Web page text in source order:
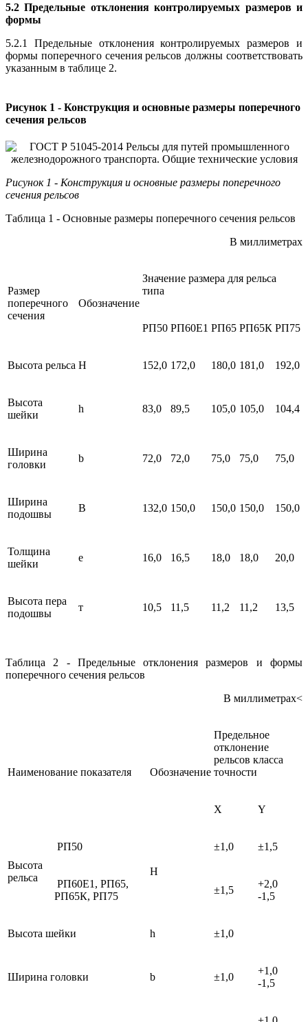
5.2 Предельные отклонения контролируемых размеров и
формы
5.2.1 Предельные отклонения контролируемых размеров и
формы поперечного сечения рельсов должны соответствовать
указанным в таблице 2.
Рисунок 1 - Конструкция и основные размеры поперечного
сечения рельсов
Рисунок 1 - Конструкция и основные размеры поперечного
сечения рельсов
Таблица 1 - Основные размеры поперечного сечения рельсов
В миллиметрах
Размер
поперечного
сечения
Обозначение
Значение размера для рельса
типа
РП50 РП60Е1 РП65 РП65К РП75
Высота рельса Н 152,0 172,0 180,0 181,0 192,0
Высота
шейки
h 83,0 89,5 105,0 105,0 104,4
Ширина
головки
b 72,0 72,0 75,0 75,0 75,0
Ширина
подошвы
В 132,0 150,0 150,0 150,0 150,0
Толщина
шейки
е 16,0 16,5 18,0 18,0 20,0
Высота пера
подошвы
т 10,5 11,5 11,2 11,2 13,5
Таблица 2 - Предельные отклонения размеров и формы
поперечного сечения рельсов
В миллиметрах<
Наименование показателя Обозначение
Предельное
отклонение
рельсов класса
точности
X Y
Высота
рельса
РП50
Н
±1,0 ±1,5
РП60Е1, РП65,
РП65К, РП75
±1,5
+2,0
-1,5
Высота шейки h ±1,0
Ширина головки b ±1,0
+1,0
-1,5